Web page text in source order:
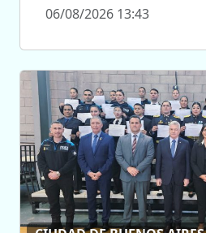
06/08/2026 13:43